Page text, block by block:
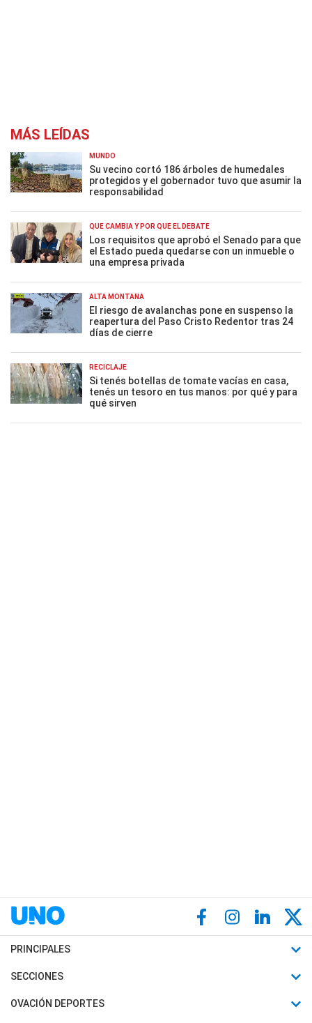
MÁS LEÍDAS
MUNDO
Su vecino cortó 186 árboles de humedales
protegidos y el gobernador tuvo que asumir la
responsabilidad
QUÉ CAMBIA Y POR QUÉ EL DEBATE
Los requisitos que aprobó el Senado para que
el Estado pueda quedarse con un inmueble o
una empresa privada
ALTA MONTAÑA
El riesgo de avalanchas pone en suspenso la
reapertura del Paso Cristo Redentor tras 24
días de cierre
RECICLAJE
Si tenés botellas de tomate vacías en casa,
tenés un tesoro en tus manos: por qué y para
qué sirven
PRINCIPALES
Últimas Noticias
Política
SECCIONES
Horóscopo
OVACIÓN DEPORTES